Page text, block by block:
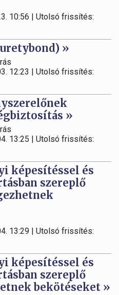
10:56 | Utolsó frissítés:
»
12:23 | Utolsó frissítés:
»
13:25 | Utolsó frissítés:
képesítéssel és
szereplő
13:29 | Utolsó frissítés:
képesítéssel és
szereplő
bekötéseket »